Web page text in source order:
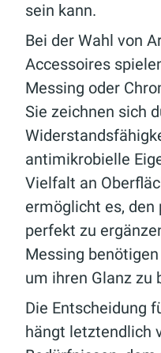
sein kann.
Bei der Wahl von
Accessoires
Messing oder
Sie zeichnen sich
antimikrobielle
Vielfalt an
ermöglicht es, den
perfekt zu
Messing
um ihren Glanz zu
Die Entscheidung
hängt letztendlich